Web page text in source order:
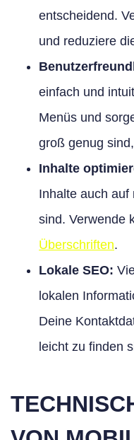
entscheidend.
und reduziere
einfach und
Menüs und
groß genug
Inhalte
Inhalte auch auf
sind. Verwende
Überschriften.
Lokale SEO:
lokalen
Deine
leicht zu finden